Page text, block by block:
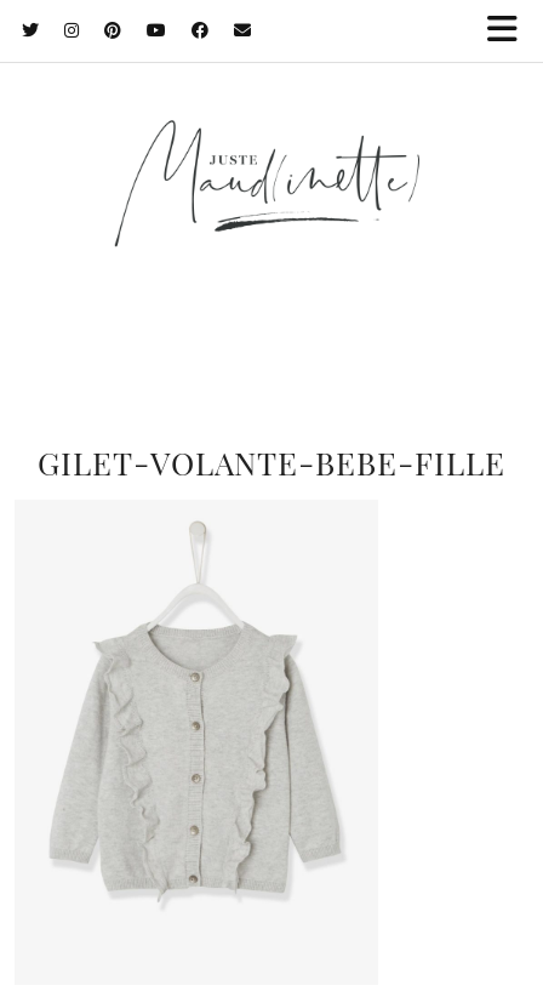
GILET-VOLANTE-BEBE-FILLE